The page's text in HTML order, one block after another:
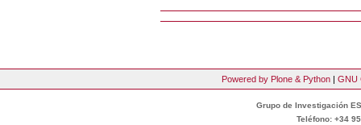
Powered by Plone & Python | GNU
Grupo de Investigación
Teléfono: +34